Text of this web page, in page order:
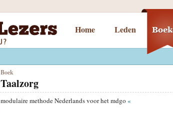
Home Leden
Boek
Taalzorg
modulaire methode Nederlands voor het mdgo «